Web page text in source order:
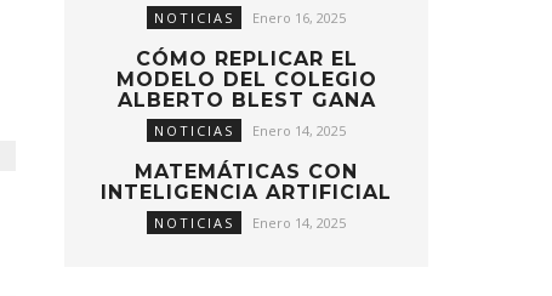
NOTICIAS Enero 16, 2025
CÓMO REPLICAR EL
MODELO DEL COLEGIO
ALBERTO BLEST GANA
NOTICIAS Enero 14, 2025
MATEMÁTICAS CON
INTELIGENCIA ARTIFICIAL
NOTICIAS Enero 14, 2025